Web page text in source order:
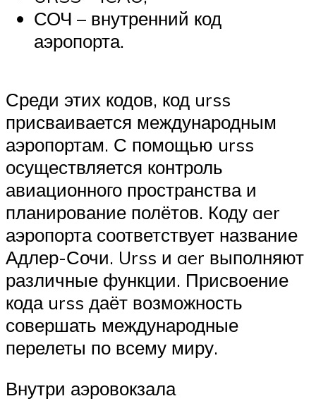
СОЧ – внутренний код
аэропорта.
Среди этих кодов, код urss
присваивается международным
аэропортам. С помощью urss
осуществляется контроль
авиационного пространства и
планирование полётов. Коду aer
аэропорта соответствует название
Адлер-Сочи. Urss и aer выполняют
различные функции. Присвоение
кода urss даёт возможность
совершать международные
перелеты по всему миру.
Внутри аэровокзала